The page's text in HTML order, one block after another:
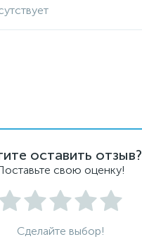
оставить отзыв?
свою оценку!
Сделайте выбор!